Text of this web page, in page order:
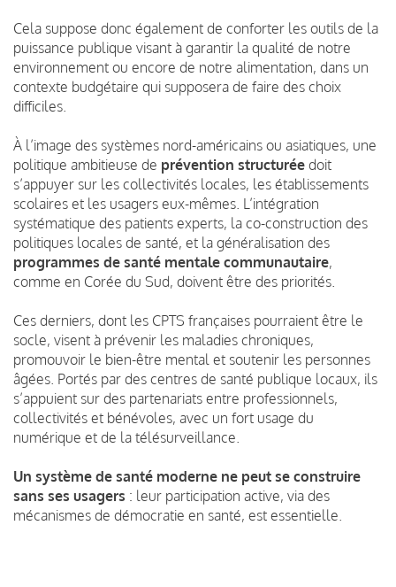
Cela suppose donc également de conforter les outils de la
puissance publique visant à garantir la qualité de notre
environnement ou encore de notre alimentation, dans un
contexte budgétaire qui supposera de faire des choix
difficiles.
À l’image des systèmes nord-américains ou asiatiques, une
politique ambitieuse de prévention structurée doit
s’appuyer sur les collectivités locales, les établissements
scolaires et les usagers eux-mêmes. L’intégration
systématique des patients experts, la co-construction des
politiques locales de santé, et la généralisation des
programmes de santé mentale communautaire,
comme en Corée du Sud, doivent être des priorités.
Ces derniers, dont les CPTS françaises pourraient être le
socle, visent à prévenir les maladies chroniques,
promouvoir le bien-être mental et soutenir les personnes
âgées. Portés par des centres de santé publique locaux, ils
s’appuient sur des partenariats entre professionnels,
collectivités et bénévoles, avec un fort usage du
numérique et de la télésurveillance.
Un système de santé moderne ne peut se construire
sans ses usagers : leur participation active, via des
mécanismes de démocratie en santé, est essentielle.